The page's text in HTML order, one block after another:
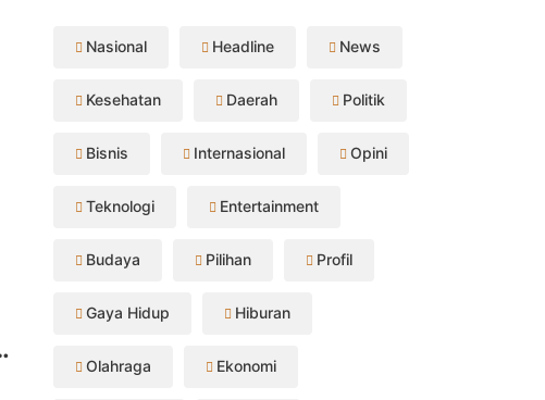
Nasional Headline News
Kesehatan Daerah Politik
Bisnis Internasional Opini
Teknologi Entertainment
Budaya Pilihan Profil
Gaya Hidup Hiburan
Olahraga Ekonomi